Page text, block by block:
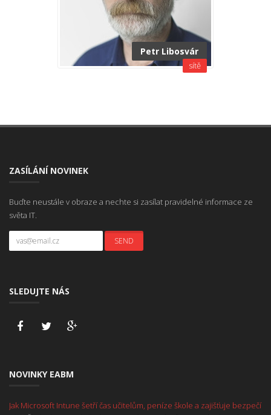
Petr Libosvár
sítě
ZASÍLÁNÍ NOVINEK
Buďte neustále v obraze a nechte si zasílat pravidelné informace ze
světa IT.
SLEDUJTE NÁS
NOVINKY EABM
Jak Microsoft Intune šetří čas učitelům, peníze škole a zajišťuje bezpečí